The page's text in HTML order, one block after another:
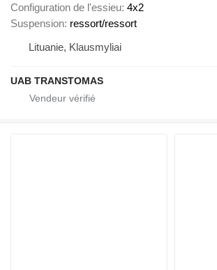
Configuration de l'essieu 4x2
Suspension ressort/ressort
Lituanie, Klausmyliai
UAB TRANSTOMAS